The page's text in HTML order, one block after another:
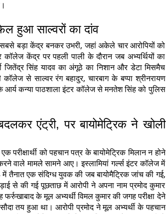
हुआ साल्वरों का दांव
बड़ा केंद्र बनकर उभरी, जहां अकेले चार आरोपियों को
कॉलेज केंद्र पर पहली पाली के दौरान जब अभ्यर्थियों का
जितेंद्र सिंह यादव का अंगूठे का निशान और डेटा मिसमैच
से साल्वर रंग बहादुर, चारबाग के बप्पा श्रीनरायण
कन्या पाठशाला इंटर कॉलेज से मनतेश सिंह को पुलिस
एंट्री, पर बायोमेट्रिक ने खोली
को पहचान पत्र के बायोमेट्रिक मिलान न होने
वाले मामले सामने आए। इस्लामियां गर्ल्स इंटर कॉलेज में
में तैनात एक संदिग्ध युवक की जब बायोमैट्रिक जांच की गई,
से की गई पूछताछ में आरोपी ने अपना नाम प्रमोद कुमार
के मूल अभ्यर्थी विमल कुमार की जगह परीक्षा देने
तय हुआ था। आरोपी प्रमोद ने मूल अभ्यर्थी के पहचान